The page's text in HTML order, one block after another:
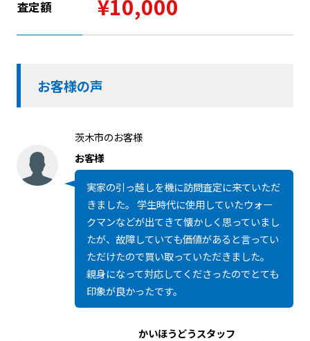
査定額 ¥10,000
お客様の声
茨木市のお客様
お客様
実家の引っ越しを機に訪問査定に来ていただ
きました。 学生時代に使用していたウォー
クマンなどが出てきて懐かしく思っていまし
たが、故障していても価値があると言ってい
ただけたので買い取っていただきました。
親身になって対応してくださったのでとても
印象が良かったです。
かいほうどうスタッフ